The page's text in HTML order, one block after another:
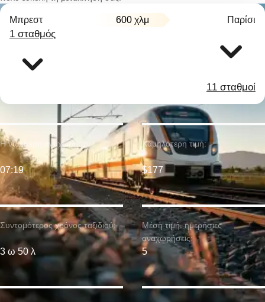
Μπρεστ 600 χλμ Παρίσι
1 σταθμός
11 σταθμοί
Συντομότερος χρόνος ταξιδιού:
3 ω 50 λ
Η νωρίτερη αναχώρηση:
07:19
Χαμηλότερη τιμή:
$177
Μέση τιμή. ημερήσιες
αναχωρήσεις:
5